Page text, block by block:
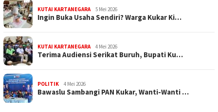
KUTAI KARTANEGARA 5 Mei 2026
Ingin Buka Usaha Sendiri? Warga Kukar Ki…
KUTAI KARTANEGARA 4 Mei 2026
Terima Audiensi Serikat Buruh, Bupati Ku…
POLITIK 4 Mei 2026
Bawaslu Sambangi PAN Kukar, Wanti-Wanti …